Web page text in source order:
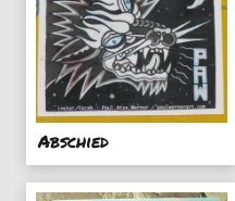
Abschied